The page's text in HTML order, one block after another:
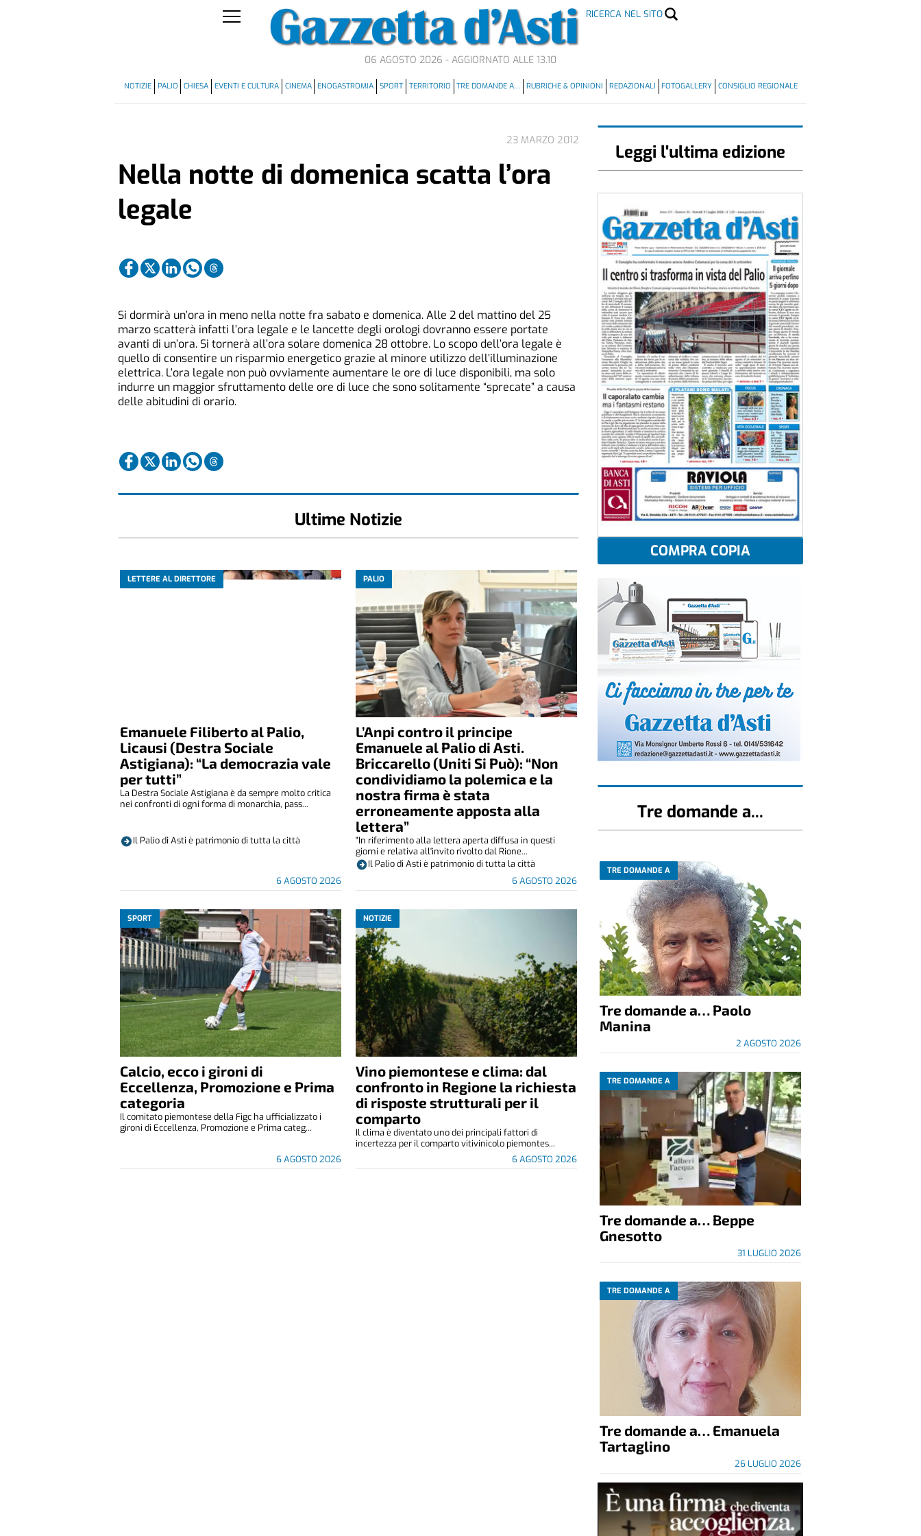
RICERCA NEL SITO
06 AGOSTO 2026 - AGGIORNATO ALLE 13.10
NOTIZIE PALIO CHIESA EVENTI E CULTURA CINEMA ENOGASTROMIA SPORT TERRITORIO TRE DOMANDE A… RUBRICHE & OPINIONI REDAZIONALI FOTOGALLERY CONSIGLIO REGIONALE
23 MARZO 2012
Nella notte di domenica scatta l’ora
legale
Si dormirà un’ora in meno nella notte fra sabato e domenica. Alle 2 del mattino del 25
marzo scatterà infatti l’ora legale e le lancette degli orologi dovranno essere portate
avanti di un’ora. Si tornerà all’ora solare domenica 28 ottobre. Lo scopo dell’ora legale è
quello di consentire un risparmio energetico grazie al minore utilizzo dell’illuminazione
elettrica. L’ora legale non può ovviamente aumentare le ore di luce disponibili, ma solo
indurre un maggior sfruttamento delle ore di luce che sono solitamente “sprecate” a causa
delle abitudini di orario.
Ultime Notizie
LETTERE AL DIRETTORE
Emanuele Filiberto al Palio,
Licausi (Destra Sociale
Astigiana): “La democrazia vale
per tutti”
6 AGOSTO 2026
La Destra Sociale Astigiana è da sempre molto critica
nei confronti di ogni forma di monarchia, pass...
Il Palio di Asti è patrimonio di tutta la città
PALIO
L’Anpi contro il principe
Emanuele al Palio di Asti.
Briccarello (Uniti Si Può): “Non
condividiamo la polemica e la
nostra firma è stata
erroneamente apposta alla
lettera”
6 AGOSTO 2026
"In riferimento alla lettera aperta diffusa in questi
giorni e relativa all'invito rivolto dal Rione...
Il Palio di Asti è patrimonio di tutta la città
SPORT
Calcio, ecco i gironi di
Eccellenza, Promozione e Prima
categoria
6 AGOSTO 2026
Il comitato piemontese della Figc ha ufficializzato i
gironi di Eccellenza, Promozione e Prima categ...
NOTIZIE
Vino piemontese e clima: dal
confronto in Regione la richiesta
di risposte strutturali per il
comparto
6 AGOSTO 2026
Il clima è diventato uno dei principali fattori di
incertezza per il comparto vitivinicolo piemontes...
Leggi l'ultima edizione
COMPRA COPIA
Tre domande a...
TRE DOMANDE A
Tre domande a… Paolo
Manina
2 AGOSTO 2026
TRE DOMANDE A
Tre domande a… Beppe
Gnesotto
31 LUGLIO 2026
TRE DOMANDE A
Tre domande a… Emanuela
Tartaglino
26 LUGLIO 2026